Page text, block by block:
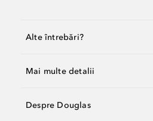
Alte întrebări?
Mai multe detalii
Despre Douglas